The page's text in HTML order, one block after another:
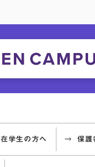
在学生の方へ 保護